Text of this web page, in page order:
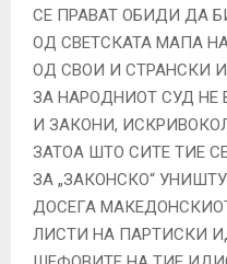
СЕ ПРАВАТ ОБИДИ ДА
ОД СВЕТСКАТА МАПА
ОД СВОИ И СТРАНСКИ
ЗА НАРОДНИОТ СУД НЕ
И ЗАКОНИ,
ЗАТОА ШТО СИТЕ ТИЕ
ЗА „ЗАКОНСКО“
ДОСЕГА
ЛИСТИ НА ПАРТИСКИ